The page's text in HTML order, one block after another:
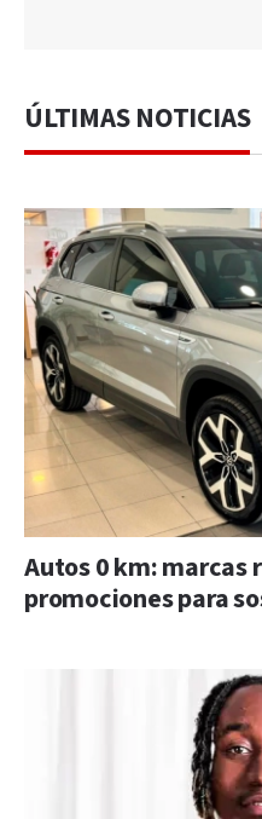
ÚLTIMAS NOTICIAS
Autos 0 km: marcas
promociones para